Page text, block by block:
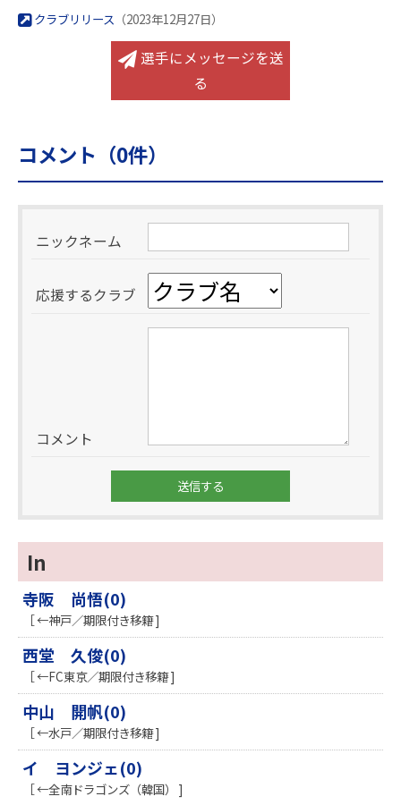
クラブリリース （2023年12月27日）
選手にメッセージを送
る
コメント（0件）
ニックネーム
応援するクラブ
コメント
In
寺阪 尚悟(0)
［ ←神戸／期限付き移籍 ]
西堂 久俊(0)
［ ←FC東京／期限付き移籍 ]
中山 開帆(0)
［ ←水戸／期限付き移籍 ]
イ ヨンジェ(0)
［ ←全南ドラゴンズ（韓国） ]